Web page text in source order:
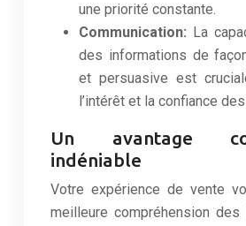
une priorité constante.
Communication: La
des informations de
et persuasive est
l’intérêt et la confiance
Un avantage
indéniable
Votre expérience de vente
meilleure compréhension